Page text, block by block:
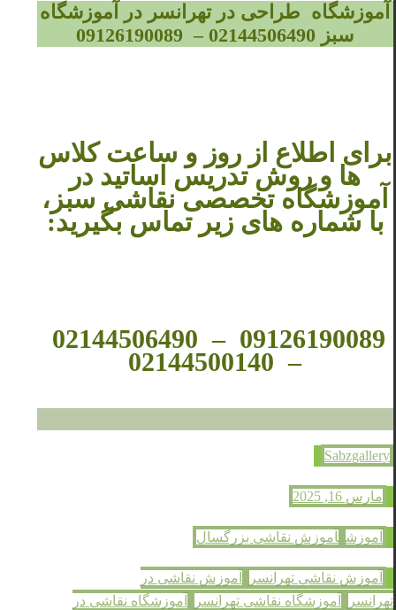
آموزشگاه طراحی در تهرانسر در آموزشگاه
سبز 02144506490 – 09126190089
برای اطلاع از روز و ساعت کلاس
ها و روش تدریس اساتید در
آموزشگاه تخصصی نقاشی سبز،
با شماره های زیر تماس بگیرید:
– 02144500140
Sabzgallery
مارس 16, 2025
آموزش آموزش نقاشی بزرگسال
آموزش نقاشی تهرانسر
آموزش نقاشی در
تهرانسر
آموزشگاه نقاشی تهرانسر
آموزشگاه نقاشی در